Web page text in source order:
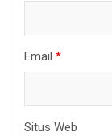
Email *
Situs Web